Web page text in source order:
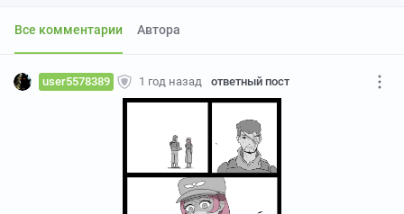
Все комментарии Автора
user5578389 1 год назад ответный пост